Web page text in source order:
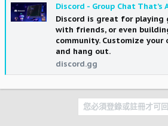
Discord - Group Chat That’s
Discord is great for playing
with friends, or even
community. Customize your
and hang out.
discord.gg
您必須登錄或註冊才可